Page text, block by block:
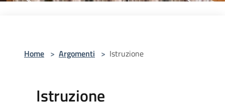
Home > Argomenti > Istruzione
Istruzione